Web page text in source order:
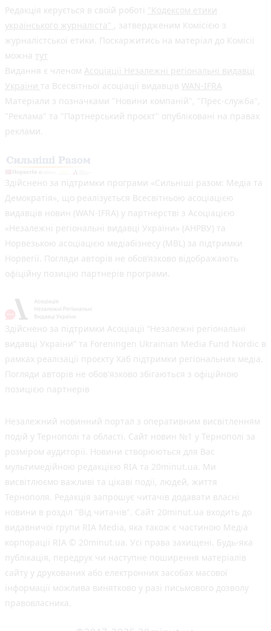
Редакція керується в своїй роботі "Кодексом етики
українського журналіста"
, затвердженим Комісією з
журналістської етики. Поскаржитись на матеріал до Комісії
можна тут
Видання є членом Асоціації Незалежні регіональні видавці
України та Всесвітньої асоціації видавців WAN-IFRA
Матеріали з позначками "Новини компаній", "Прес-служба",
"Реклама" та "Партнерський проєкт" опубліковані на правах
реклами.
Здійснено за підтримки програми «Сильніші разом: Медіа та
Демократія», що реалізується Всесвітньою асоціацією
видавців новин (WAN-IFRA) у партнерстві з Асоціацією
«Незалежні регіональні видавці України» (АНРВУ) та
Норвезькою асоціацією медіабізнесу (MBL) за підтримки
Норвегії. Погляди авторів не обов’язково відображають
офіційну позицію партнерів програми.
Здійснено за підтримки Асоціації “Незалежні регіональні
видавці України” та Foreningen Ukrainian Media Fund Nordic в
рамках реалізації проєкту Хаб підтримки регіональних медіа.
Погляди авторів не обов'язково збігаються з офіційною
позицією партнерів
Незалежний новинний портал з оперативним висвітленням
подій у Тернополі та області. Сайт новин №1 у Тернополі за
розміром аудиторії. Новини створюються для Вас
мультимедійною редакцією RIA та 20minut.ua. Ми
висвітлюємо важливі та цікаві події, людей, життя
Тернополя. Редакція запрошує читачів додавати власні
новини в розділ "Від читачів". Сайт 20minut.ua входить до
видавничої групи RIA Media, яка також є частиною Медіа
корпорації RIA © 20minut.ua. Усі права захищені. Будь-яка
публiкацiя, передрук чи наступне поширення матеріалів
сайту у друкованих або електронних засобах масової
інформації можлива винятково у разі письмового дозволу
правовласника.